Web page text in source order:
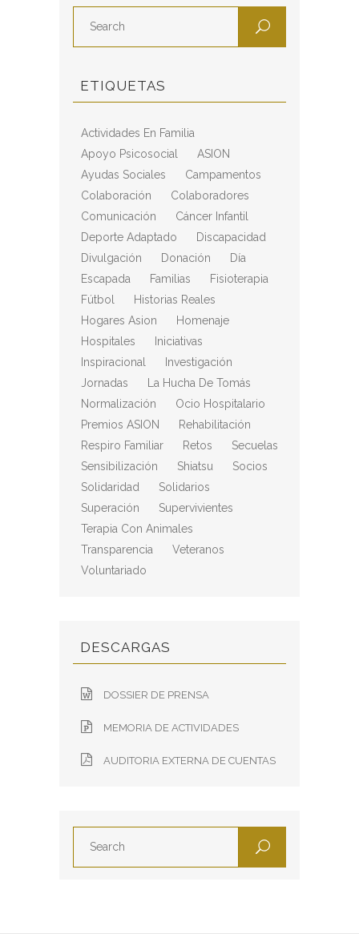
ETIQUETAS
Actividades En Familia
Apoyo Psicosocial
ASION
Ayudas Sociales
Campamentos
Colaboración
Colaboradores
Comunicación
Cáncer Infantil
Deporte Adaptado
Discapacidad
Divulgación
Donación
Día
Escapada
Familias
Fisioterapia
Fútbol
Historias Reales
Hogares Asion
Homenaje
Hospitales
Iniciativas
Inspiracional
Investigación
Jornadas
La Hucha De Tomás
Normalización
Ocio Hospitalario
Premios ASION
Rehabilitación
Respiro Familiar
Retos
Secuelas
Sensibilización
Shiatsu
Socios
Solidaridad
Solidarios
Superación
Supervivientes
Terapia Con Animales
Transparencia
Veteranos
Voluntariado
DESCARGAS
DOSSIER DE PRENSA
MEMORIA DE ACTIVIDADES
AUDITORIA EXTERNA DE CUENTAS